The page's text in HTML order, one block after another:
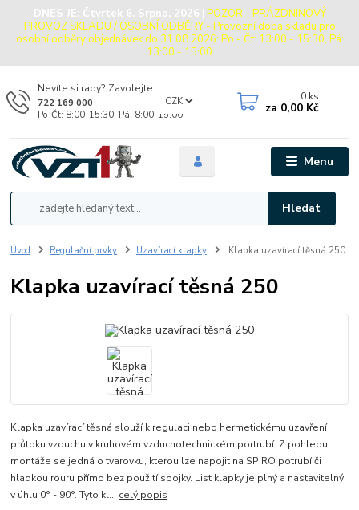
DNES JE: Čtvrtek 6. Srpna, 2026 | POZOR - PRÁZDNINOVÝ
PROVOZ SKLADU / OSOBNÍ ODBĚRY - Provozní doba skladu pro
osobní odběry objednávek do 31.08.2026: Po - Čt: 13:00 - 15:30, Pá:
13:00 - 15:00
Menu
CZK
Hledat
Nevíte si rady? Zavolejte.
722 169 000
Po-Čt: 8:00-15:30, Pá: 8:00-15:00
0 ks
za 0,00 Kč
Úvod Regulační prvky Uzavírací klapky Klapka uzavírací těsná 250
Klapka uzavírací těsná 250
Klapka uzavírací těsná slouží k regulaci nebo hermetickému uzavření
průtoku vzduchu v kruhovém vzduchotechnickém portrubí. Z pohledu
montáže se jedná o tvarovku, kterou lze napojit na SPIRO potrubí či
hladkou rouru přímo bez použití spojky. List klapky je plný a nastavitelný
v úhlu 0° - 90°. Tyto kl... celý popis